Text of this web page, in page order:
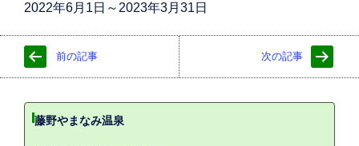
2022年6月1日～2023年3月31日
前の記事 次の記事
藤野やまなみ温泉